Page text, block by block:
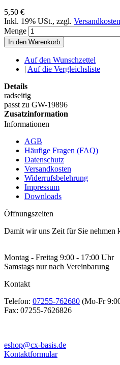
5,50 €
Inkl. 19% USt., zzgl. Versandkosten
Menge
In den Warenkorb
Auf den Wunschzettel
| Auf die Vergleichsliste
Details
radseitig
passt zu GW-19896
Zusatzinformation
Informationen
AGB
Häufige Fragen (FAQ)
Datenschutz
Versandkosten
Widerrufsbelehrung
Impressum
Downloads
Öffnungszeiten
Damit wir uns Zeit für Sie nehmen
Montag - Freitag 9:00 - 17:00 Uhr
Samstags nur nach Vereinbarung
Kontakt
Telefon: 07255-762680 (Mo-Fr
Fax: 07255-7626826
eshop@cx-basis.de
Kontaktformular